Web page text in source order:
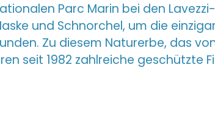
Parc Marin bei den
und Schnorchel, um die
Zu diesem Naturerbe, das
seit 1982 zahlreiche geschützte